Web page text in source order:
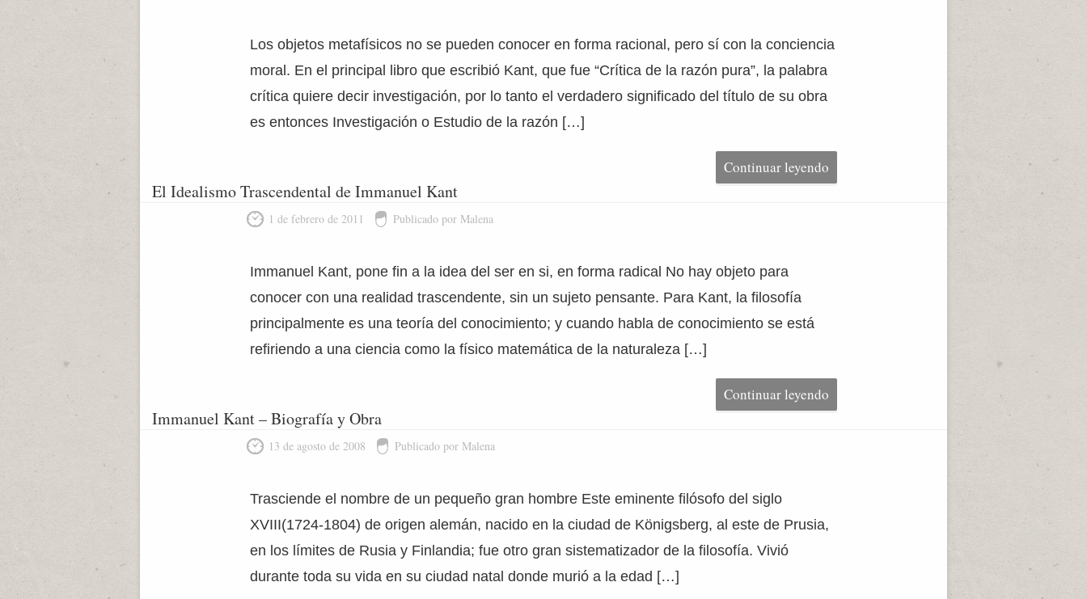
Los objetos metafísicos no se pueden conocer en forma racional, pero sí con la conciencia
moral. En el principal libro que escribió Kant, que fue “Crítica de la razón pura”, la palabra
crítica quiere decir investigación, por lo tanto el verdadero significado del título de su obra
es entonces Investigación o Estudio de la razón […]
Continuar leyendo
El Idealismo Trascendental de Immanuel Kant
1 de febrero de 2011 Publicado por Malena
Immanuel Kant, pone fin a la idea del ser en si, en forma radical No hay objeto para
conocer con una realidad trascendente, sin un sujeto pensante. Para Kant, la filosofía
principalmente es una teoría del conocimiento; y cuando habla de conocimiento se está
refiriendo a una ciencia como la físico matemática de la naturaleza […]
Continuar leyendo
Immanuel Kant – Biografía y Obra
13 de agosto de 2008 Publicado por Malena
Trasciende el nombre de un pequeño gran hombre Este eminente filósofo del siglo
XVIII(1724-1804) de origen alemán, nacido en la ciudad de Königsberg, al este de Prusia,
en los límites de Rusia y Finlandia; fue otro gran sistematizador de la filosofía. Vivió
durante toda su vida en su ciudad natal donde murió a la edad […]